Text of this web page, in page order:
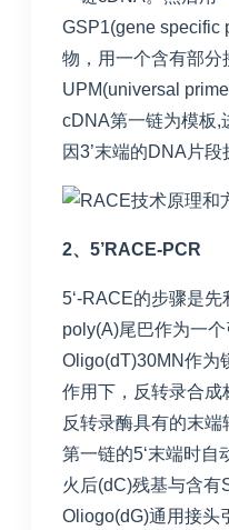
GSP1(gene specific
物，用一个含有部分
UPM(universal
cDNA第一链为模板,
因3’末端的DNA片段
2、5’RACE-PCR
5‘-RACE的步骤是先
poly(A)尾巴作为一
Oligo(dT)30MN作为
作用下，反转录合
反转录酶具有的末端
第一链的5‘末端时自
火后(dC)残基与含有
Oliogo(dG)通用接头